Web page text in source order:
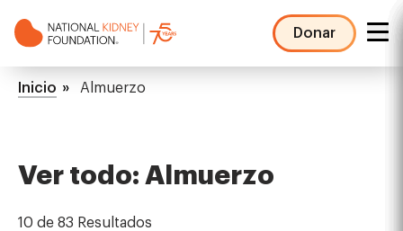
Donar
NKF
Mega
Ruta
Inicio Almuerzo
Ver todo: Almuerzo
10 de 83 Resultados